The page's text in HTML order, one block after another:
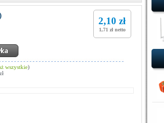
2,10 zł
1,71 zł netto
wszystkie)